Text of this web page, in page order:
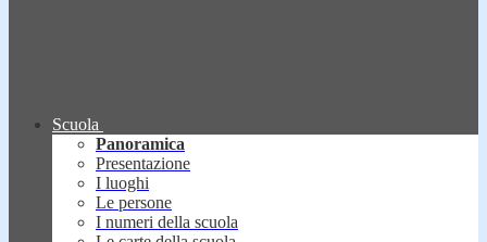
Scuola
Panoramica
Presentazione
I luoghi
Le persone
I numeri della scuola